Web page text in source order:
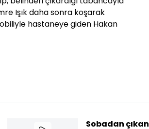
Işık daha sonra koşarak
hastaneye giden Hakan
Sobadan çıkan